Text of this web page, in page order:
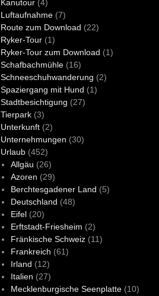
Kanutour(4)
Luftaufnahme(7)
Route zum Download (22)
Ryker-Tour(1)
Ryker-Tour zum Download (1)
Schafbachmühle(16)
Schneeschuhwanderung (2)
Spaziergang mit Hund (1)
Stadtbesichtigung (27)
Tierpark(3)
Unterkunft(2)
Unternehmungen (30)
Urlaub(452)
Allgäu (26)
Azoren (29)
Berchtesgadener Land (5)
Deutschland (48)
Eifel(20)
Erftstadt-Friesheim (2)
Fränkische Schweiz(11)
Frankreich (61)
Irland (12)
Italien (27)
Mecklenburgische Seenplatte(10)